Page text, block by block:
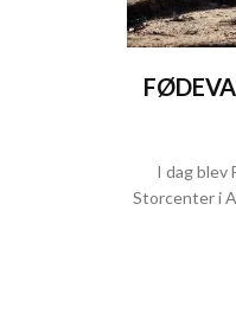
I dag blev
Storcenter i